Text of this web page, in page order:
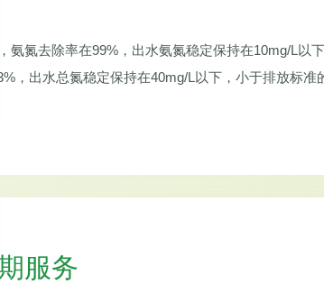
氨氮去除率在99%，出水氨氮稳定保持在10mg/L以
，出水总氮稳定保持在40mg/L以下，小于排放标
服务